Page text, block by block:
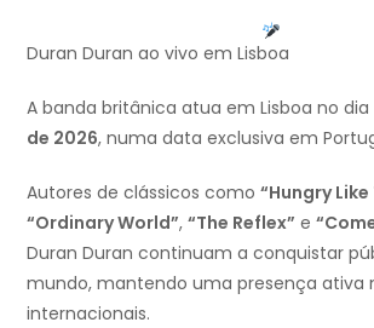
Duran Duran ao vivo em Lisboa
A banda britânica atua em Lisboa no dia
de 2026, numa data exclusiva em
Autores de clássicos como “Hungry
“Ordinary World”, “The Reflex” e
Duran Duran continuam a conquistar
mundo, mantendo uma presença ativa
internacionais.